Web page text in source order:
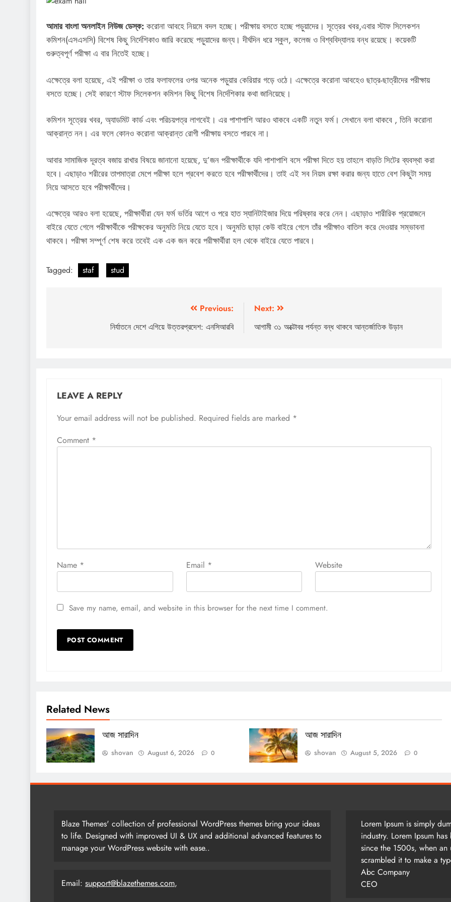
আমার বাংলা অনলাইন নিউজ ডেস্ক: করোনা আবহে নিয়মে বদল হচ্ছে। পরীক্ষায় বসতে হচ্ছে পড়ুয়াদের। সূত্রের খবর,এবার স্টাফ সিলেকশন
কমিশন(এসএসসি) বিশেষ কিছু নির্দেশিকাও জারি করেছে পড়ুয়াদের জন্য। দীর্ঘদিন ধরে স্কুল, কলেজ ও বিশ্ববিদ্যালয় বন্ধ রয়েছে। কয়েকটি
গুরুত্বপূর্ণ পরীক্ষা এ বার নিতেই হচ্ছে।
এক্ষেত্রে বলা হয়েছে, এই পরীক্ষা ও তার ফলাফলের ওপর অনেক পড়ুয়ার কেরিয়ার গড়ে ওঠে। এক্ষেত্রে করোনা আবহেও ছাত্র-ছাত্রীদের পরীক্ষায়
বসতে হচ্ছে। সেই কারণে স্টাফ সিলেকশন কমিশন কিছু বিশেষ নির্দেশিকার কথা জানিয়েছে।
কমিশন সূত্রের খবর, অ্যাডমিট কার্ড এবং পরিচয়পত্র লাগবেই। এর পাশাপাশি আরও থাকবে একটি নতুন ফর্ম। সেখানে বলা থাকবে , তিনি করোনা
আক্রান্ত নন। এর ফলে কোনও করোনা আক্রান্ত রোগী পরীক্ষায় বসতে পারবে না।
আবার সামাজিক দূরত্ব বজায় রাখার বিষয়ে জানানো হয়েছে, দু’জন পরীক্ষার্থীকে যদি পাশাপাশি বসে পরীক্ষা দিতে হয় তাহলে বাড়তি সিটের ব্যবস্থা করা
হবে। এছাড়াও শরীরের তাপমাত্রা মেপে পরীক্ষা হলে প্রবেশ করতে হবে পরীক্ষার্থীদের। তাই এই সব নিয়ম রক্ষা করার জন্য হাতে বেশ কিছুটা সময়
নিয়ে আসতে হবে পরীক্ষার্থীদের।
এক্ষেত্রে আরও বলা হয়েছে, পরীক্ষার্থীরা যেন ফর্ম ভর্তির আগে ও পরে হাত স্যানিটাইজার দিয়ে পরিষ্কার করে নেন। এছাড়াও শারীরিক প্রয়োজনে
বাইরে যেতে গেলে পরীক্ষার্থীকে পরীক্ষকের অনুমতি নিয়ে যেতে হবে। অনুমতি ছাড়া কেউ বাইরে গেলে তাঁর পরীক্ষাও বাতিল করে দেওয়ার সম্ভাবনা
থাকবে। পরীক্ষা সম্পূর্ণ শেষ করে তবেই এক এক জন করে পরীক্ষার্থীরা হল থেকে বাইরে যেতে পারবে।
Tagged: staf stud
navigation
Previous:
নির্যাতনে দেশে এগিয়ে উত্তরপ্রদেশ: এনসিআরবি
Next:
আগামী ৩১ অক্টোবর পর্যন্ত বন্ধ থাকবে আন্তর্জাতিক উড়ান
LEAVE A REPLY
Your email address will not be published. Required fields are marked *
Comment *
Name * Email * Website
Save my name, email, and website in this browser for the next time I comment.
Related News
আজ সারাদিন
shovan August 6, 2026 0
আজ সারাদিন
shovan August 5, 2026 0
Blaze Themes' collection of professional WordPress themes bring your ideas
to life. Designed with improved UI & UX and additional advanced features to
manage your WordPress website with ease..
Email: support@blazethemes.com,
Lorem Ipsum is simply
industry. Lorem Ipsum
since the 1500s, when
scrambled it to make a
Abc Company
CEO